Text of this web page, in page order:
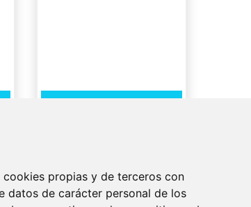
propias y de terceros con
datos de carácter personal de los
Ver detalle
Atención Al Cliente